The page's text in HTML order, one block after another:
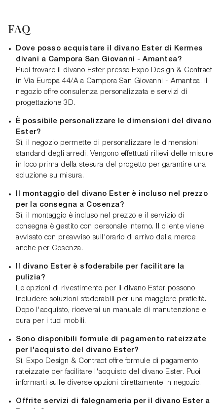
FAQ
Dove posso acquistare il divano Ester di Kermes
divani a Campora San Giovanni - Amantea?
Puoi trovare il divano Ester presso Expo Design & Contract
in Via Europa 44/A a Campora San Giovanni - Amantea. Il
negozio offre consulenza personalizzata e servizi di
progettazione 3D.
È possibile personalizzare le dimensioni del divano
Ester?
Sì, il negozio permette di personalizzare le dimensioni
standard degli arredi. Vengono effettuati rilievi delle misure
in loco prima della stesura del progetto per garantire una
soluzione su misura.
Il montaggio del divano Ester è incluso nel prezzo
per la consegna a Cosenza?
Sì, il montaggio è incluso nel prezzo e il servizio di
consegna è gestito con personale interno. Il cliente viene
avvisato con preavviso sull'orario di arrivo della merce
anche per Cosenza.
Il divano Ester è sfoderabile per facilitare la
pulizia?
Le opzioni di rivestimento per il divano Ester possono
includere soluzioni sfoderabili per una maggiore praticità.
Dopo l'acquisto, riceverai un manuale di manutenzione e
cura per i tuoi mobili.
Sono disponibili formule di pagamento rateizzate
per l'acquisto del divano Ester?
Sì, Expo Design & Contract offre formule di pagamento
rateizzate per facilitare l'acquisto del divano Ester. Puoi
informarti sulle diverse opzioni direttamente in negozio.
Offrite servizi di falegnameria per il divano Ester a